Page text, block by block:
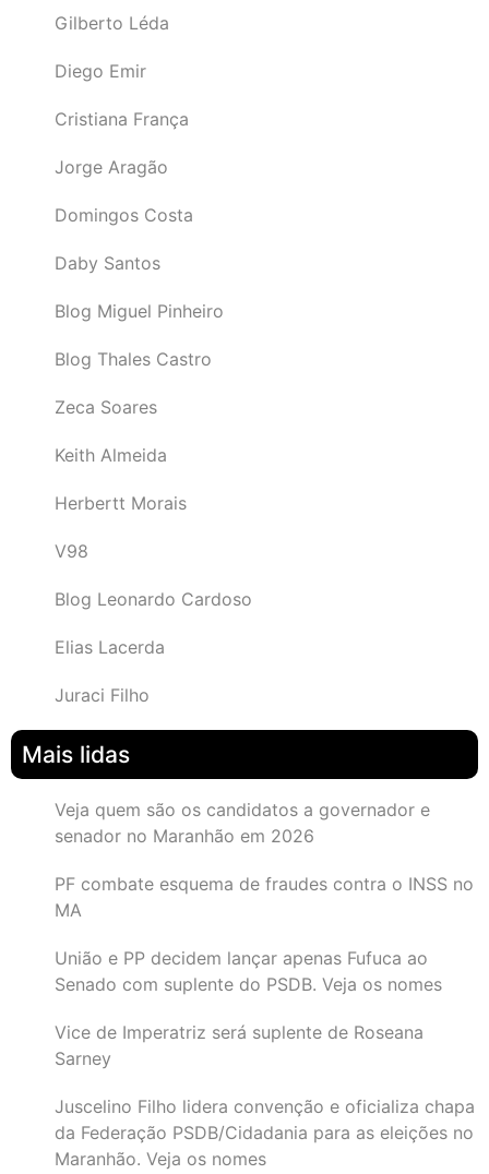
Gilberto Léda
Diego Emir
Cristiana França
Jorge Aragão
Domingos Costa
Daby Santos
Blog Miguel Pinheiro
Blog Thales Castro
Zeca Soares
Keith Almeida
Herbertt Morais
V98
Blog Leonardo Cardoso
Elias Lacerda
Juraci Filho
Mais lidas
Veja quem são os candidatos a governador e
senador no Maranhão em 2026
PF combate esquema de fraudes contra o INSS no
MA
União e PP decidem lançar apenas Fufuca ao
Senado com suplente do PSDB. Veja os nomes
Vice de Imperatriz será suplente de Roseana
Sarney
Juscelino Filho lidera convenção e oficializa chapa
da Federação PSDB/Cidadania para as eleições no
Maranhão. Veja os nomes